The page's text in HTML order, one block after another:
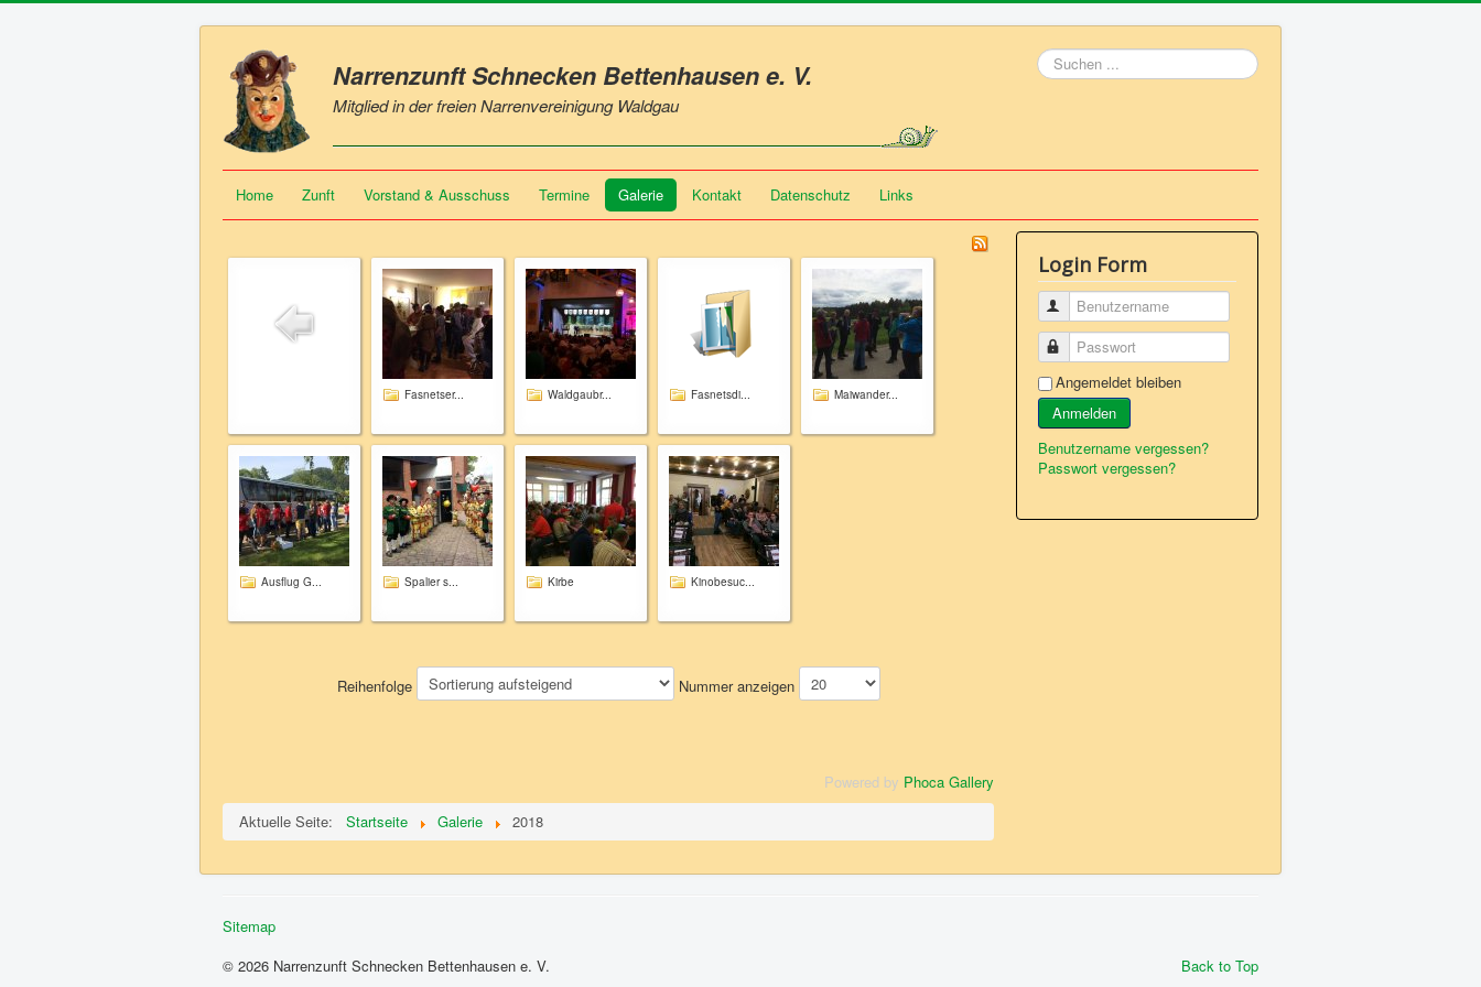
Narrenzunft Schnecken Bettenhausene. V.
Mitglied in der freien Narrenvereinigung Waldgau
Suchen
...
Home Zunft Vorstand & Ausschuss Termine Galerie Kontakt Datenschutz Links
Fasnetser... Waldgaubr... Fasnetsdi... Maiwander...
Ausflug G... Spalier s... Kirbe Kinobesuc...
Reihenfolge Nummer anzeigen
Powered by Phoca Gallery
Aktuelle Seite:
Startseite Galerie 2018
Login Form
Benutzername
Passwort
Angemeldet bleiben
Anmelden
Benutzername vergessen?
Passwort vergessen?
Sitemap
Back to Top
© 2026 Narrenzunft Schnecken Bettenhausen e. V.